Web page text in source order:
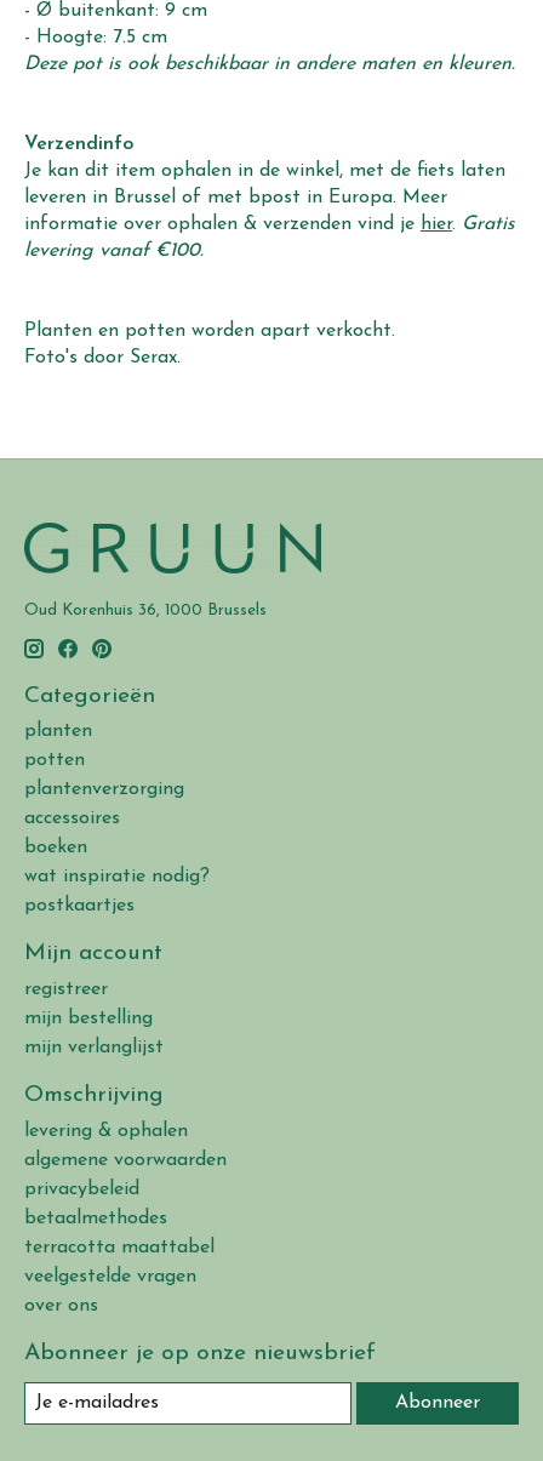
- Ø buitenkant: 9 cm
- Hoogte: 7.5 cm
Deze pot is ook beschikbaar in andere maten en kleuren.
Verzendinfo
Je kan dit item ophalen in de winkel, met de fiets laten
leveren in Brussel of met bpost in Europa. Meer
informatie over ophalen & verzenden vind je hier. Gratis
levering vanaf €100.
Planten en potten worden apart verkocht.
Foto's door Serax.
Oud Korenhuis 36, 1000 Brussels
Categorieën
planten
potten
plantenverzorging
accessoires
boeken
wat inspiratie nodig?
postkaartjes
Mijn account
registreer
mijn bestelling
mijn verlanglijst
Omschrijving
levering & ophalen
algemene voorwaarden
privacybeleid
betaalmethodes
terracotta maattabel
veelgestelde vragen
over ons
Abonneer je op onze nieuwsbrief
Abonneer